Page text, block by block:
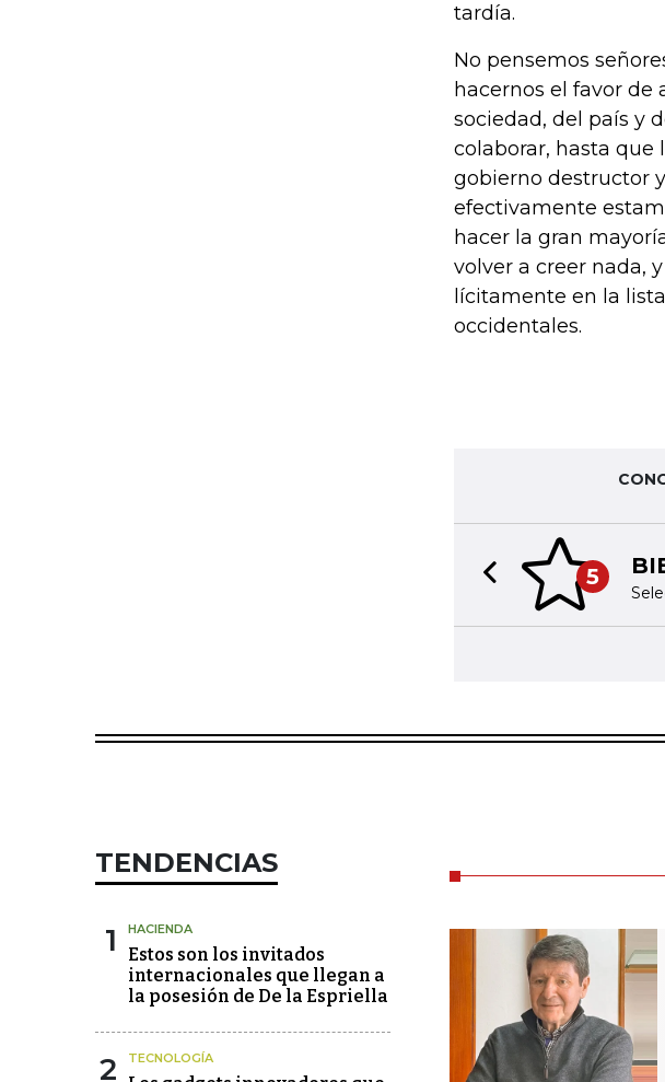
tardía.
No pensemos
hacernos el favor de
sociedad, del país y
colaborar, hasta que
gobierno destructor
efectivamente
hacer la gran
volver a creer nada,
lícitamente en la
occidentales.
5
Previous slide
TENDENCIAS
1 HACIENDA
Estos son los invitados
internacionales que llegan a
la posesión de De la Espriella
2 TECNOLOGÍA